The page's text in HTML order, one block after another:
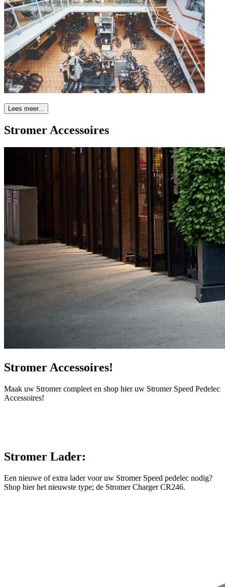
Lees meer...
Stromer Accessoires
Stromer Accessoires!
Maak uw Stromer compleet en shop hier uw Stromer Speed Pedelec
Accessoires!
Stromer Lader:
Een nieuwe of extra lader voor uw Stromer Speed pedelec nodig?
Shop hier het nieuwste type; de Stromer Charger CR246.